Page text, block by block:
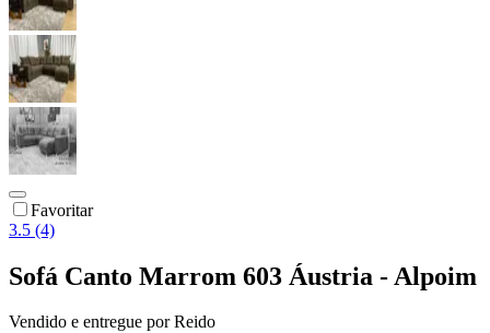
Favoritar
3.5 (4)
Sofá Canto Marrom 603 Áustria - Alpoim
Vendido e entregue por Reido